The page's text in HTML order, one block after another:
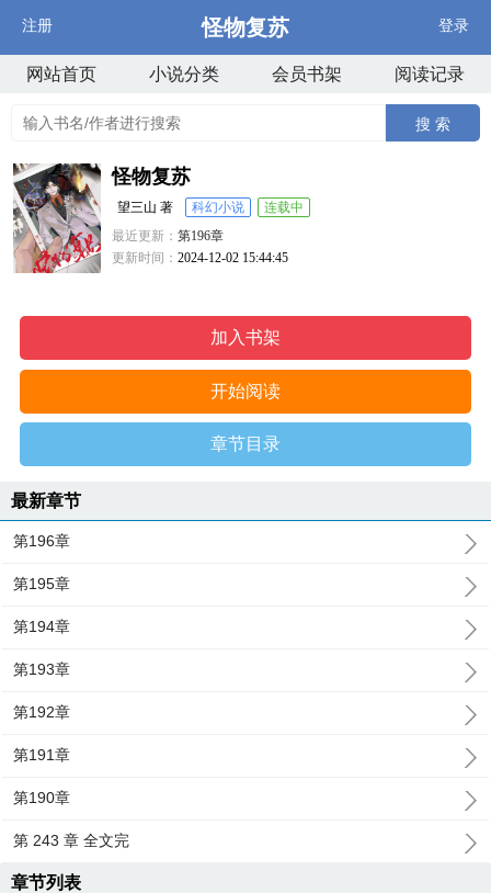
注册 怪物复苏 登录
网站首页 小说分类 会员书架 阅读记录
搜 索
怪物复苏
望三山 著 科幻小说
连载中
最近更新：第196章
更新时间：2024-12-02 15:44:45
加入书架
开始阅读
章节目录
最新章节
第196章
第195章
第194章
第193章
第192章
第191章
第190章
第 243 章 全文完
章节列表